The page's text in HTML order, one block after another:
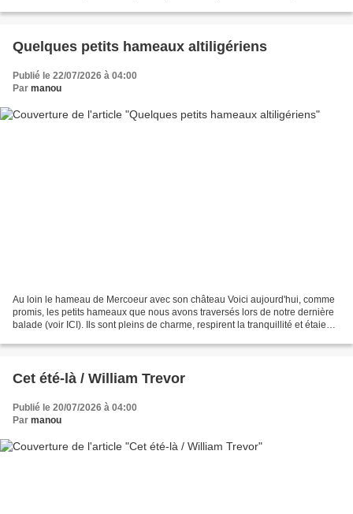
Quelques petits hameaux altiligériens
Publié le 22/07/2026 à 04:00
Par manou
Au loin le hameau de Mercoeur avec son château Voici aujourd'hui, comme
promis, les petits hameaux que nous avons traversés lors de notre dernière
balade (voir ICI). Ils sont pleins de charme, respirent la tranquillité et étaient
Cet été-là / William Trevor
Publié le 20/07/2026 à 04:00
Par manou